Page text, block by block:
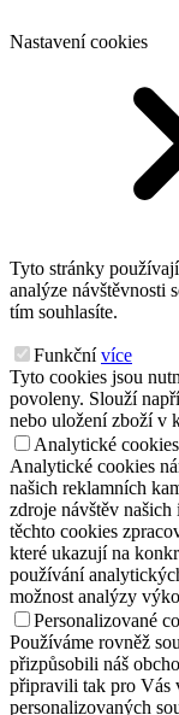
Nastavení cookies
Tyto stránky
analýze návštěvnosti
tím souhlasíte.
Funkční více
Tyto cookies jsou
povoleny. Slouží
nebo uložení zboží v
Analytické cookies
Analytické cookies
našich reklamních
zdroje návštěv
těchto cookies
které ukazují na
používání
možnost analýzy
Personalizované
Používáme rovněž
přizpůsobili náš
připravili tak pro Vás
personalizovaných